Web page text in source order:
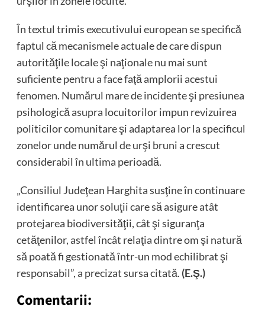
În textul trimis executivului european se specifică
faptul că mecanismele actuale de care dispun
autorităţile locale şi naţionale nu mai sunt
suficiente pentru a face faţă amplorii acestui
fenomen. Numărul mare de incidente şi presiunea
psihologică asupra locuitorilor impun revizuirea
politicilor comunitare şi adaptarea lor la specificul
zonelor unde numărul de urşi bruni a crescut
considerabil în ultima perioadă.
„Consiliul Judeţean Harghita susţine în continuare
identificarea unor soluţii care să asigure atât
protejarea biodiversităţii, cât şi siguranţa
cetăţenilor, astfel încât relaţia dintre om şi natură
să poată fi gestionată într-un mod echilibrat şi
responsabil”, a precizat sursa citată. (E.Ş.)
Comentarii: